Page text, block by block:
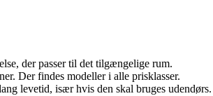
der passer til det tilgængelige rum.
Der findes modeller i alle prisklasser.
levetid, især hvis den skal bruges udendørs.